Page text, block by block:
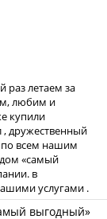
раз летаем за
любим и
купили
, дружественный
по всем нашим
«самый
в
услугами .